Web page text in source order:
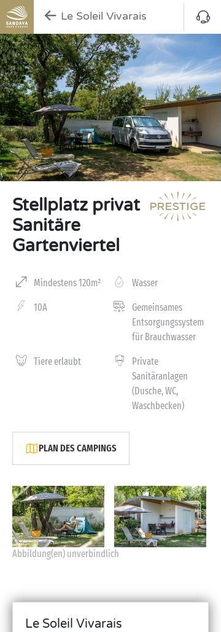
Le Soleil Vivarais
Stellplatz privat
Sanitäre
Gartenviertel
Mindestens 120m² Wasser
10A
Gemeinsames
Entsorgungssystem
für Brauchwasser
Tiere erlaubt
Private
Sanitäranlagen
(Dusche, WC,
Waschbecken)
PLAN DES CAMPINGS
Abbildung(en) unverbindlich
Le Soleil Vivarais